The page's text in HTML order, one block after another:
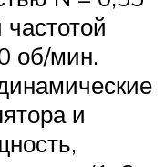
об/мин.
и